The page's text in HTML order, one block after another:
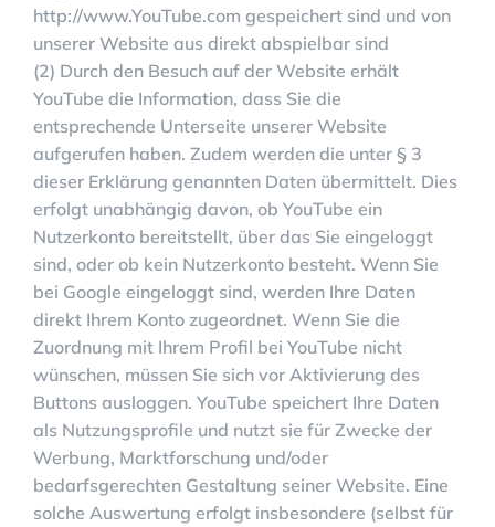
http://www.YouTube.com gespeichert sind und von
unserer Website aus direkt abspielbar sind
(2) Durch den Besuch auf der Website erhält
YouTube die Information, dass Sie die
entsprechende Unterseite unserer Website
aufgerufen haben. Zudem werden die unter § 3
dieser Erklärung genannten Daten übermittelt. Dies
erfolgt unabhängig davon, ob YouTube ein
Nutzerkonto bereitstellt, über das Sie eingeloggt
sind, oder ob kein Nutzerkonto besteht. Wenn Sie
bei Google eingeloggt sind, werden Ihre Daten
direkt Ihrem Konto zugeordnet. Wenn Sie die
Zuordnung mit Ihrem Profil bei YouTube nicht
wünschen, müssen Sie sich vor Aktivierung des
Buttons ausloggen. YouTube speichert Ihre Daten
als Nutzungsprofile und nutzt sie für Zwecke der
Werbung, Marktforschung und/oder
bedarfsgerechten Gestaltung seiner Website. Eine
solche Auswertung erfolgt insbesondere (selbst für